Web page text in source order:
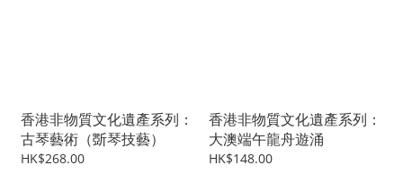
香港非物質文化遺產系列：
古琴藝術（斲琴技藝）
HK$268.00
香港非物質文化遺產系列：
大澳端午龍舟遊涌
HK$148.00